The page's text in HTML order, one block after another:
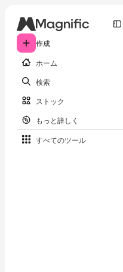
作成
ホーム
検索
ストック
もっと詳しく
すべてのツール